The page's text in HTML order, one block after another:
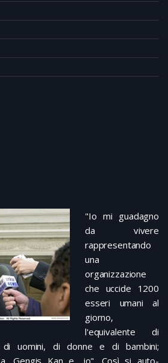
"Io mi guadagno
da vivere
rappresentando
una
organizzazione
che uccide 1200
esseri umani al
giorno,
l'equivalente di
uomini, di donne e di bambini;
Gengis Kan e.. io". Così si auto-